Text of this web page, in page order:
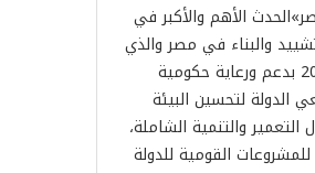
الأهم والأكبر في
والبناء في مصر والذي
يُعقد سنوياً منذ 2014 بدعم ورعاية حكومية
لتحسين البيئة
والتنمية الشاملة،
القومية للدولة